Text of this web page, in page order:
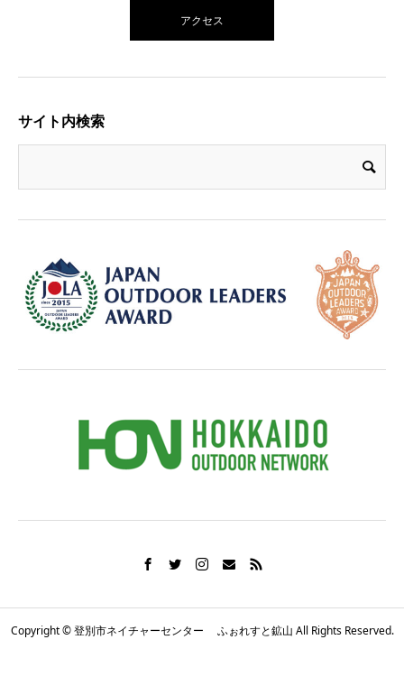
アクセス
サイト内検索
Copyright © 登別市ネイチャーセンター ふぉれすと鉱山 All Rights Reserved.